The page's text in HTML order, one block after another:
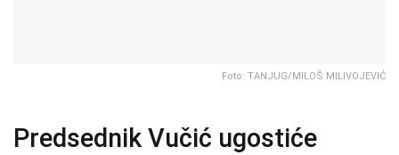
Foto: TANJUG/MILOŠ MILIVOJEVIĆ
Predsednik Vučić ugostiće